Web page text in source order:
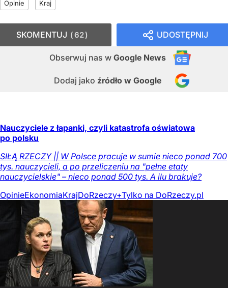
Opinie Kraj
UDOSTĘPNIJ
Obserwuj nas w Google News
Dodaj jako źródło w Google
SKOMENTUJ 62
Nauczyciele z łapanki, czyli katastrofa oświatowa
po polsku
SIŁĄ RZECZY || W Polsce pracuje w sumie nieco ponad 700
tys. nauczycieli, a po przeliczeniu na "pełne etaty
nauczycielskie" – nieco ponad 500 tys. A ilu brakuje?
OpinieEkonomiaKrajDoRzeczy+Tylko na DoRzeczy.pl